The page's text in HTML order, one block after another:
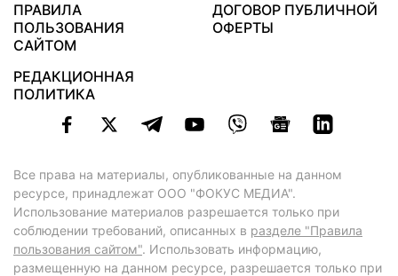
ПРАВИЛА
ПОЛЬЗОВАНИЯ
САЙТОМ
ДОГОВОР ПУБЛИЧНОЙ
ОФЕРТЫ
РЕДАКЦИОННАЯ
ПОЛИТИКА
Все права на материалы, опубликованные на данном
ресурсе, принадлежат ООО "ФОКУС МЕДИА".
Использование материалов разрешается только при
соблюдении требований, описанных в разделе "Правила
пользования сайтом". Использовать информацию,
размещенную на данном ресурсе, разрешается только при